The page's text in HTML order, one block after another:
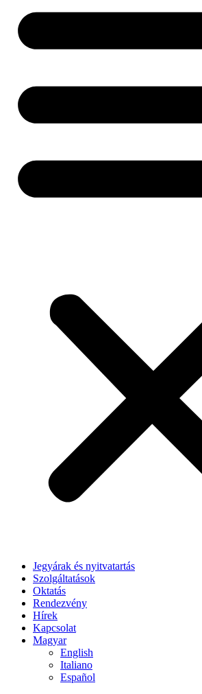
Jegyárak és nyitvatartás
Szolgáltatások
Oktatás
Rendezvény
Hírek
Kapcsolat
Magyar
English
Italiano
Español